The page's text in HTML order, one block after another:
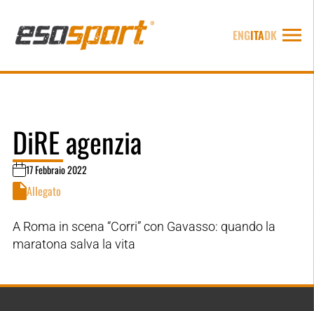
ENGITADK
DiRE agenzia
17 Febbraio 2022
Allegato
A Roma in scena “Corri” con Gavasso: quando la
maratona salva la vita